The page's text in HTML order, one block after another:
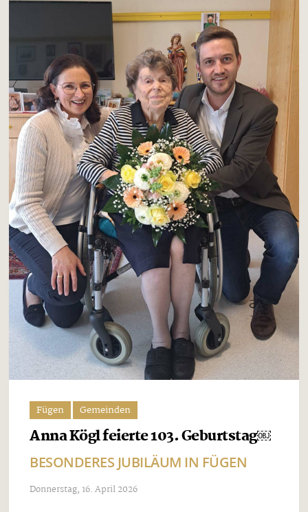
Fügen Gemeinden
Anna Kögl feierte 103. Geburtstag￼
BESONDERES JUBILÄUM IN FÜGEN
Donnerstag, 16. April 2026